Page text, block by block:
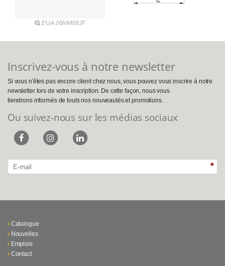
EUA.06NM09JF
Inscrivez-vous à notre newsletter
Si vous n'êtes pas encore client chez nous, vous pouvez vous inscrire à notre
newsletter lors de votre inscription. De cette façon, nous vous
tiendrons informés de touts nos nouveautés et promotions.
Ou suivez-nous sur les médias sociaux
Catalogue
Nouvelles
Emplois
Contact